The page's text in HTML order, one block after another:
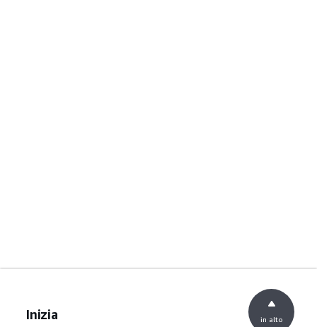
Inizia in alto